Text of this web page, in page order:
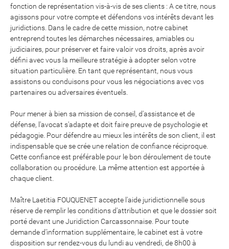
fonction de représentation vis-à-vis de ses clients : A ce titre, nous
agissons pour votre compte et défendons vos intérêts devant les
juridictions. Dans le cadre de cette mission, notre cabinet
entreprend toutes les démarches nécessaires, amiables ou
judiciaires, pour préserver et faire valoir vos droits, après avoir
défini avec vous la meilleure stratégie à adopter selon votre
situation particulière. En tant que représentant, nous vous
assistons ou conduisons pour vous les négociations avec vos
partenaires ou adversaires éventuels.
Pour mener à bien sa mission de conseil, d'assistance et de
défense, l'avocat s'adapte et doit faire preuve de psychologie et
pédagogie. Pour défendre au mieux les intérêts de son client, il est
indispensable que se crée une relation de confiance réciproque.
Cette confiance est préférable pour le bon déroulement de toute
collaboration ou procédure. La même attention est apportée à
chaque client.
​​​​​​​Maître Laetitia FOUQUENET accepte l'aide juridictionnelle sous
réserve de remplir les conditions d'attribution et que le dossier soit
porté devant une Juridiction Carcassonnaise. Pour toute
demande d'information supplémentaire, le cabinet est à votre
disposition sur rendez-vous du lundi au vendredi, de 8h00 à